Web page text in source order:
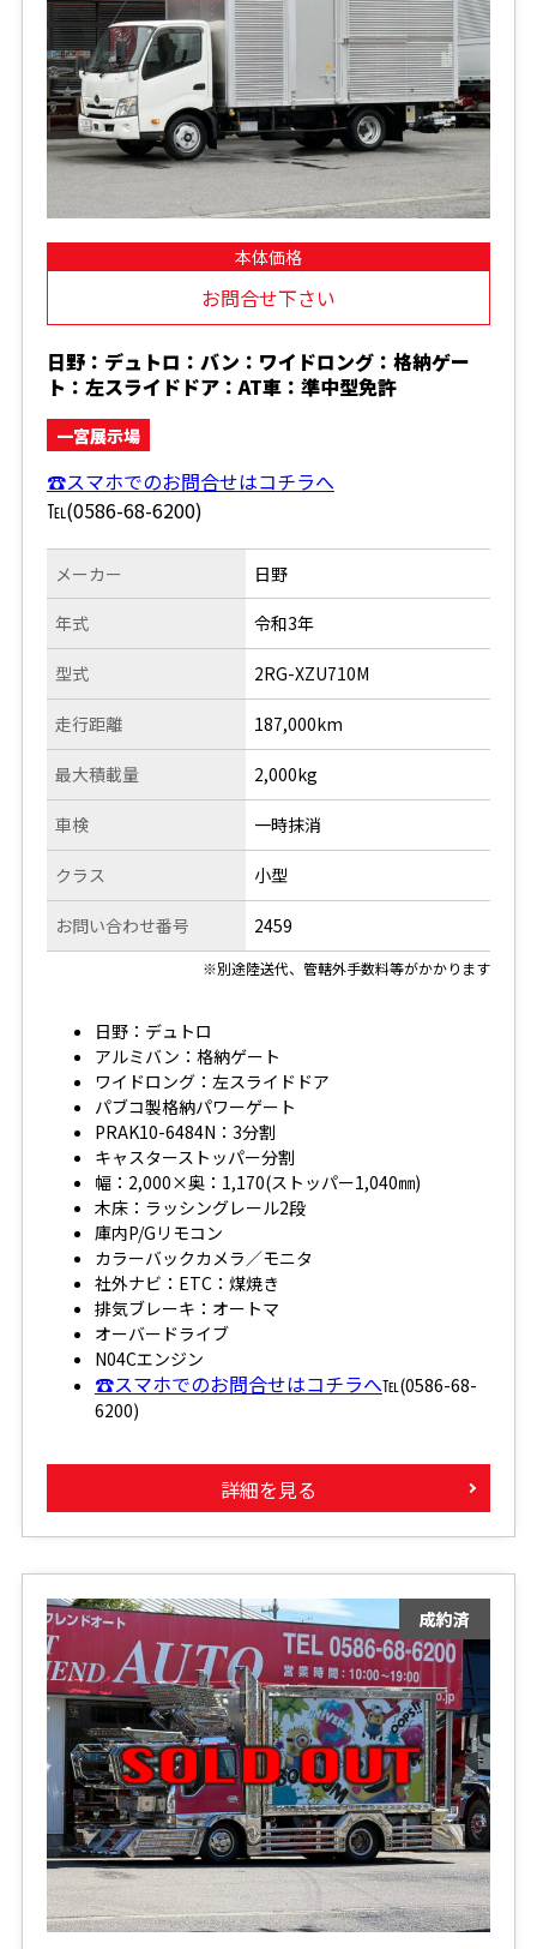
本体価格
お問合せ下さい
日野：デュトロ：バン：ワイドロング：格納ゲー
ト：左スライドドア：AT車：準中型免許
一宮展示場
☎スマホでのお問合せはコチラへ
℡(0586-68-6200)
メーカー
年式
型式
走行距離
日野
令和3年
2RG-XZU710M
187,000km
最大積載量
車検
クラス
お問い合わせ番号
2,000kg
一時抹消
小型
2459
※別途陸送代、管轄外手数料等がかかります
日野：デュトロ
アルミバン：格納ゲート
ワイドロング：左スライドドア
パブコ製格納パワーゲート
PRAK10-6484N：3分割
キャスターストッパー分割
幅：2,000×奥：1,170(ストッパー1,040㎜)
木床：ラッシングレール2段
庫内P/Gリモコン
カラーバックカメラ／モニタ
社外ナビ：ETC：煤焼き
排気ブレーキ：オートマ
オーバードライブ
N04Cエンジン
☎スマホでのお問合せはコチラへ℡(0586-68-
6200)
詳細を見る